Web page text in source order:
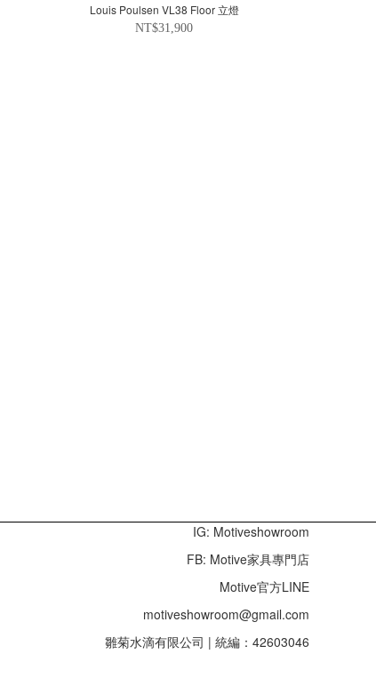
Louis Poulsen VL38 Floor 立燈
NT$31,900
IG: Motiveshowroom
FB: Motive家具專門店
Motive官方LINE
motiveshowroom@gmail.com
雛菊水滴有限公司 | 統編：42603046